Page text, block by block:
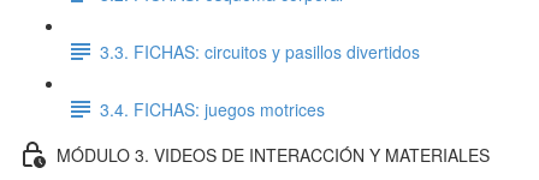
3.3. FICHAS: circuitos y pasillos divertidos
3.4. FICHAS: juegos motrices
MÓDULO 3. VIDEOS DE INTERACCIÓN Y MATERIALES